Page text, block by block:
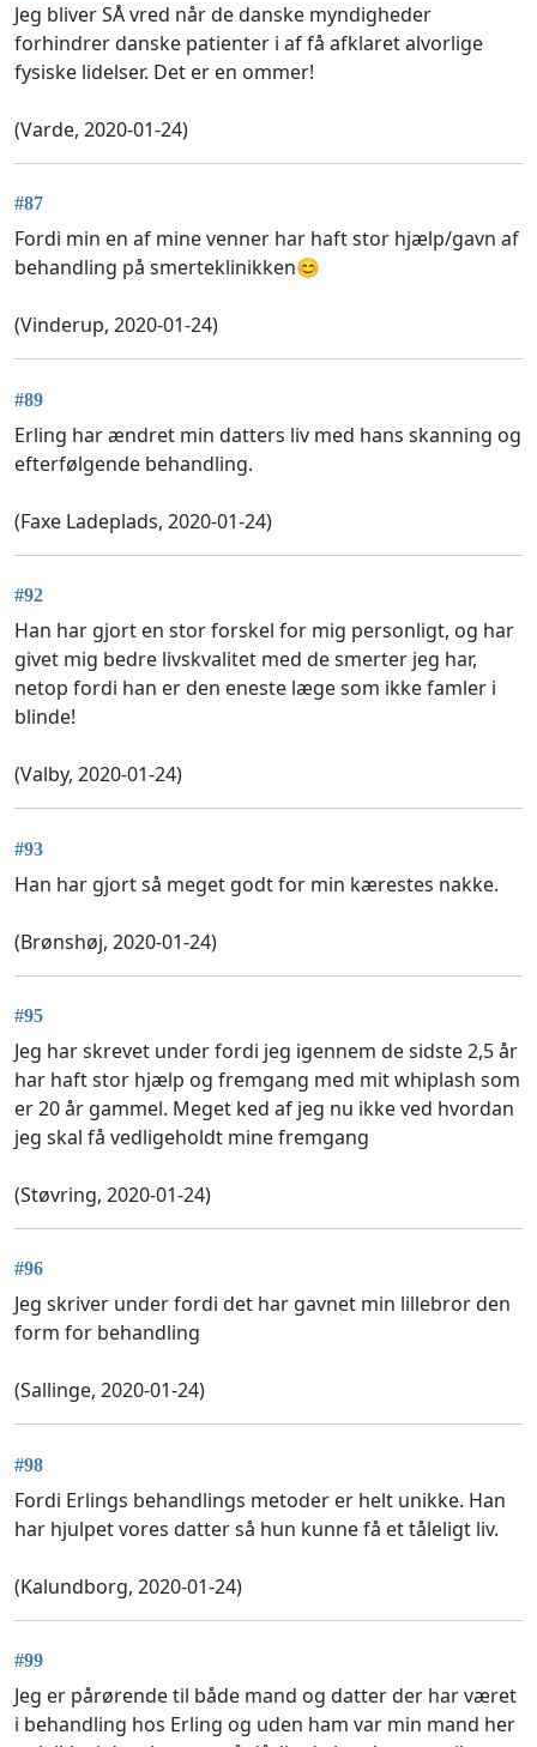
Jeg bliver SÅ vred når de danske myndigheder
forhindrer danske patienter i af få afklaret alvorlige
fysiske lidelser. Det er en ommer!
(Varde, 2020-01-24)
#87
Fordi min en af mine venner har haft stor hjælp/gavn af
behandling på smerteklinikken😊
(Vinderup, 2020-01-24)
#89
Erling har ændret min datters liv med hans skanning og
efterfølgende behandling.
(Faxe Ladeplads, 2020-01-24)
#92
Han har gjort en stor forskel for mig personligt, og har
givet mig bedre livskvalitet med de smerter jeg har,
netop fordi han er den eneste læge som ikke famler i
blinde!
(Valby, 2020-01-24)
#93
Han har gjort så meget godt for min kærestes nakke.
(Brønshøj, 2020-01-24)
#95
Jeg har skrevet under fordi jeg igennem de sidste 2,5 år
har haft stor hjælp og fremgang med mit whiplash som
er 20 år gammel. Meget ked af jeg nu ikke ved hvordan
jeg skal få vedligeholdt mine fremgang
(Støvring, 2020-01-24)
#96
Jeg skriver under fordi det har gavnet min lillebror den
form for behandling
(Sallinge, 2020-01-24)
#98
Fordi Erlings behandlings metoder er helt unikke. Han
har hjulpet vores datter så hun kunne få et tåleligt liv.
(Kalundborg, 2020-01-24)
#99
Jeg er pårørende til både mand og datter der har været
i behandling hos Erling og uden ham var min mand her